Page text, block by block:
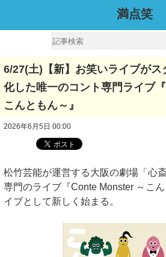
満点笑
6/27(土)【新】お笑いライブが
化した唯一のコント専門ライブ
こんともん～』
2026年6月5日 00:00
松竹芸能が運営する大阪の劇場「心
専門のライブ『Conte Monster ～こ
イブとして新しく始まる。